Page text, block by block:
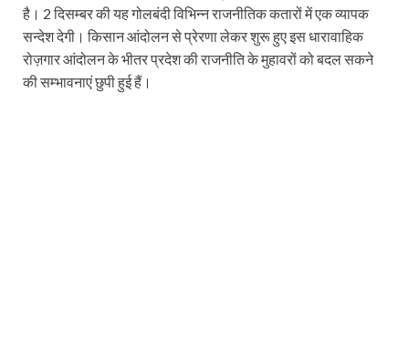
है। 2 दिसम्बर की यह गोलबंदी विभिन्न राजनीतिक कतारों में एक व्यापक
सन्देश देगी। किसान आंदोलन से प्रेरणा लेकर शुरू हुए इस धारावाहिक
रोज़गार आंदोलन के भीतर प्रदेश की राजनीति के मुहावरों को बदल सकने
की सम्भावनाएं छुपी हुई हैं।